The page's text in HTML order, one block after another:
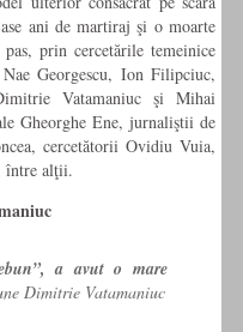
ani de martiraj şi o moarte
prin cercetările temeinice
Georgescu, Ion Filipciuc,
Vatamaniuc şi Mihai
Gheorghe Ene, jurnaliştii de
cercetătorii Ovidiu Vuia,
între alţii.
a avut o mare
Dimitrie Vatamaniuc